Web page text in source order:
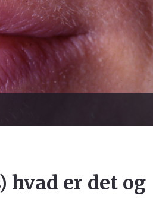
hvad er det og